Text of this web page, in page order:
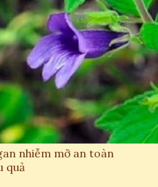
nhiễm mỡ an toàn
quả